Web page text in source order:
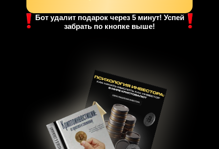
Бот удалит подарок через 5 минут! Успей
забрать по кнопке выше!